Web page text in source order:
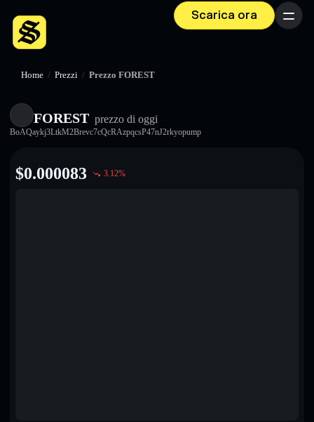
Scarica ora Menu
Home / Prezzi / Prezzo FOREST
FOREST prezzo di oggi
BoAQaykj3LtkM2Brevc7cQcRAzpqcsP47nJ2rkyopump
$0.000083 3.12%